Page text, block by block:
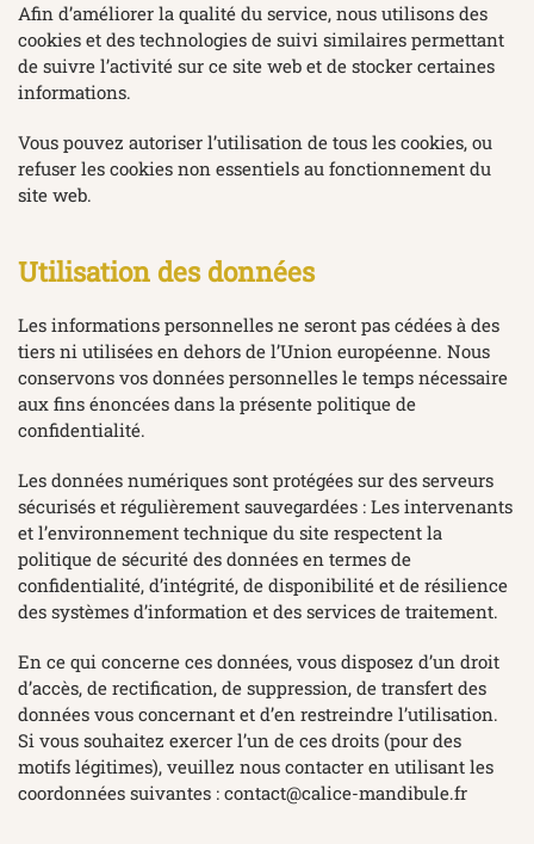
Afin d’améliorer la qualité du service, nous utilisons des
cookies et des technologies de suivi similaires permettant
de suivre l’activité sur ce site web et de stocker certaines
informations.
Vous pouvez autoriser l’utilisation de tous les cookies, ou
refuser les cookies non essentiels au fonctionnement du
site web.
Utilisation des données
Les informations personnelles ne seront pas cédées à des
tiers ni utilisées en dehors de l’Union européenne. Nous
conservons vos données personnelles le temps nécessaire
aux fins énoncées dans la présente politique de
confidentialité.
Les données numériques sont protégées sur des serveurs
sécurisés et régulièrement sauvegardées : Les intervenants
et l’environnement technique du site respectent la
politique de sécurité des données en termes de
confidentialité, d’intégrité, de disponibilité et de résilience
des systèmes d’information et des services de traitement.
En ce qui concerne ces données, vous disposez d’un droit
d’accès, de rectification, de suppression, de transfert des
données vous concernant et d’en restreindre l’utilisation.
Si vous souhaitez exercer l’un de ces droits (pour des
motifs légitimes), veuillez nous contacter en utilisant les
coordonnées suivantes : contact@calice-mandibule.fr